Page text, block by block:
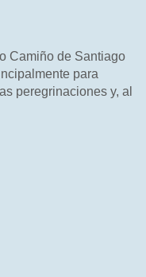
Camiño de Santiago
para
peregrinaciones y, al